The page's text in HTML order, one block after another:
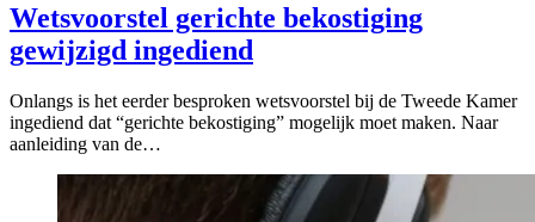
Wetsvoorstel gerichte bekostiging
gewijzigd ingediend
Onlangs is het eerder besproken wetsvoorstel bij de Tweede Kamer
ingediend dat “gerichte bekostiging” mogelijk moet maken. Naar
aanleiding van de…